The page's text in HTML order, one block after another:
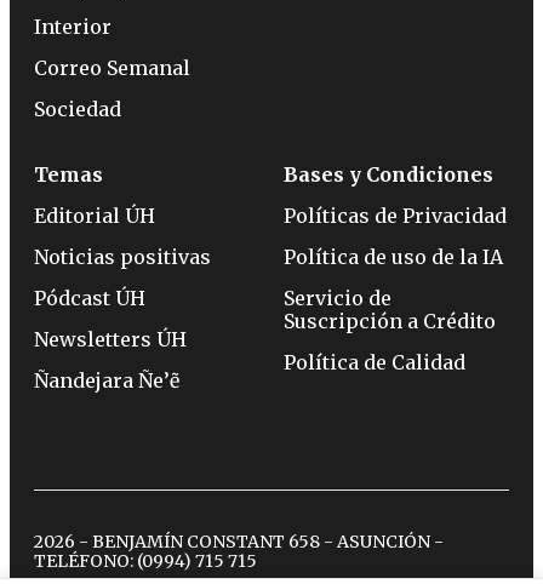
Interior
Correo Semanal
Sociedad
Temas
Editorial ÚH
Noticias positivas
Pódcast ÚH
Newsletters ÚH
Ñandejara Ñe’ẽ
Bases y Condiciones
Políticas de Privacidad
Política de uso de la IA
Servicio de
Suscripción a Crédito
Política de Calidad
2026 - BENJAMÍN CONSTANT 658 - ASUNCIÓN -
TELÉFONO: (0994) 715 715